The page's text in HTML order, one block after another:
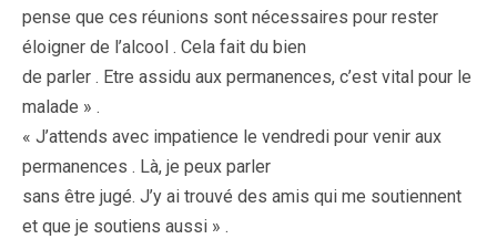
pense que ces réunions sont nécessaires pour rester
éloigner de l’alcool . Cela fait du bien
de parler . Etre assidu aux permanences, c’est vital pour le
malade » .
« J’attends avec impatience le vendredi pour venir aux
permanences . Là, je peux parler
sans être jugé. J’y ai trouvé des amis qui me soutiennent
et que je soutiens aussi » .